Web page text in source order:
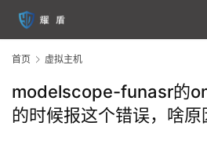
首页 虚拟主机
modelscope-funasr的
的时候报这个错误，啥原